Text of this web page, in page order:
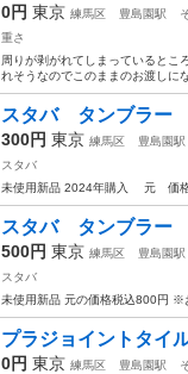
0円 東京 練馬区 豊島園駅
重さ
周りが剥がれてしまっているとこ
れそうなのでこのままのお渡し
スタバ タンブラー
300円 東京 練馬区 豊島園駅
スタバ
未使用新品 2024年購入 元 価
スタバ タンブラー
500円 東京 練馬区 豊島園駅
スタバ
未使用新品 元の価格税込800円 ※
プラジョイントタ
0円 東京 練馬区 豊島園駅